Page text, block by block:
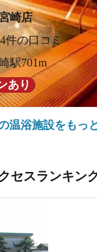
崎店
件の口コミ
駅701m
あり
温浴施設をもっ
セスランキン